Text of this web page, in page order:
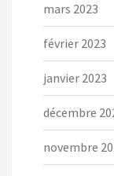
mars 2023
février 2023
janvier 2023
décembre
novembre